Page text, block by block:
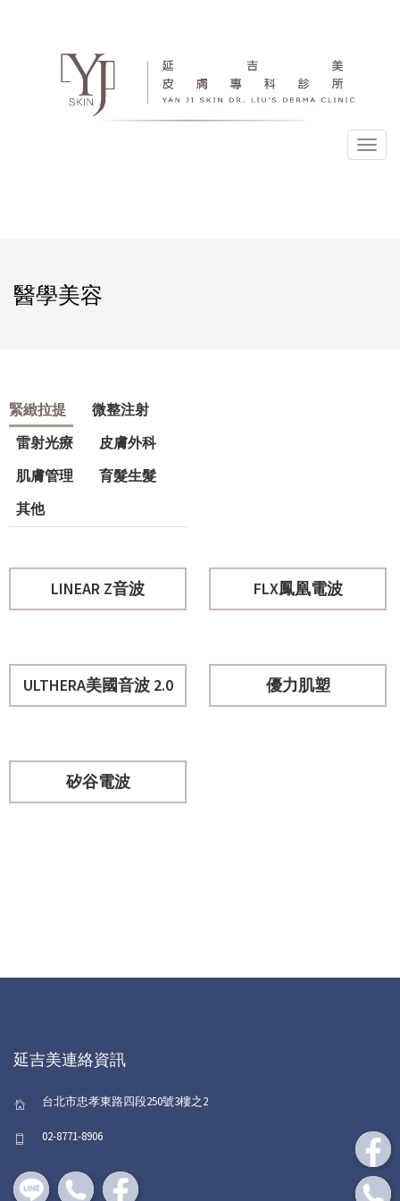
選
醫學美容
緊緻拉提
微整注射
雷射光療
皮膚外科
肌膚管理
育髮生髮
其他
LINEAR Z音波 FLX鳳凰電波
ULTHERA美國音波 2.0 優力肌塑
矽谷電波
延吉美連絡資訊
台北市忠孝東路四段250號3樓之2
02-8771-8906